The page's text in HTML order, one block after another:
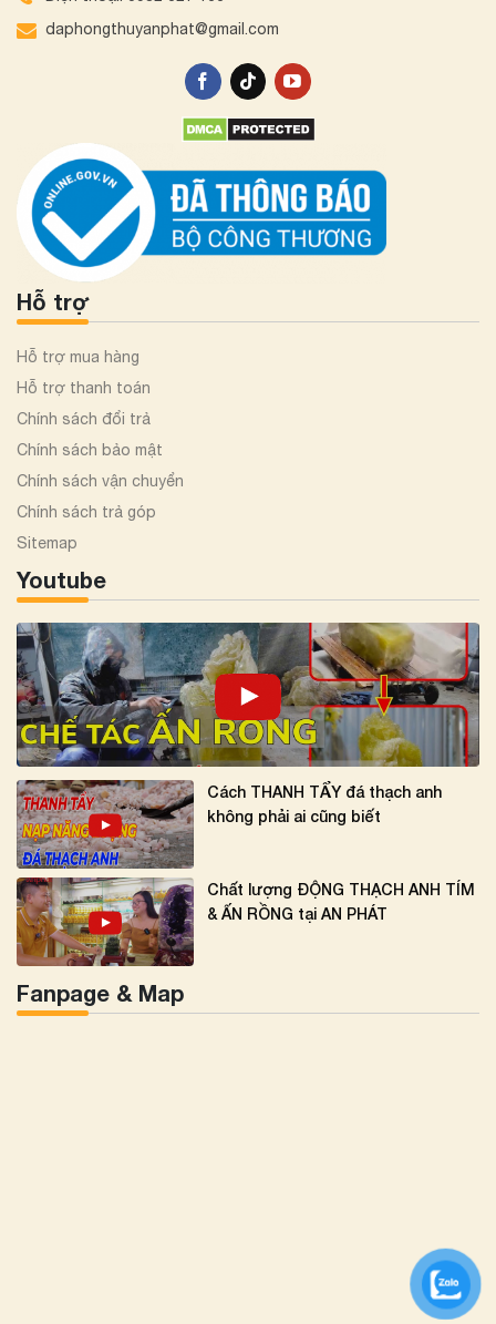
daphongthuyanphat@gmail.com
Hỗ trợ
Hỗ trợ mua hàng
Hỗ trợ thanh toán
Chính sách đổi trả
Chính sách bảo mật
Chính sách vận chuyển
Chính sách trả góp
Sitemap
Youtube
Cách THANH TẨY đá thạch anh
không phải ai cũng biết
Chất lượng ĐỘNG THẠCH ANH TÍM
& ẤN RỒNG tại AN PHÁT
Fanpage & Map